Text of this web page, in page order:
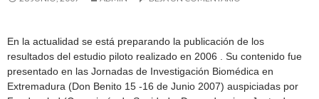
En la actualidad se está preparando la publicación de los
resultados del estudio piloto realizado en 2006 . Su contenido fue
presentado en las Jornadas de Investigación Biomédica en
Extremadura (Don Benito 15 -16 de Junio 2007) auspiciadas por